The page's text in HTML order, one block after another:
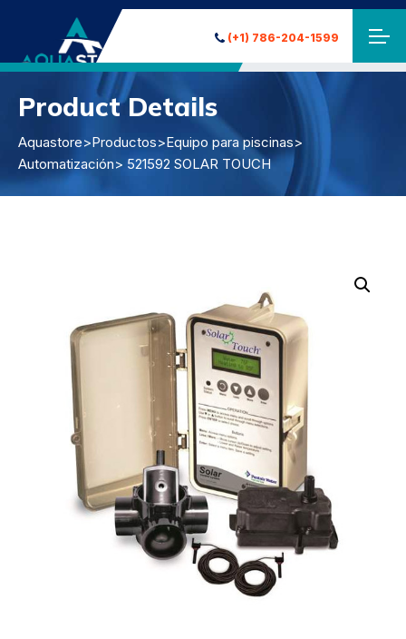
(+1) 786-204-1599
Product Details
Aquastore>Productos>Equipo para piscinas>
Automatización> 521592 SOLAR TOUCH